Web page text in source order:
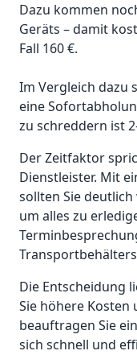
Dazu kommen
Geräts – damit
Fall 160 €.
Im Vergleich dazu
eine
zu schreddern ist
Der Zeitfaktor
Dienstleister. Mit
sollten Sie
um alles zu
Die Entscheidung
Sie höhere Kosten
beauftragen Sie
sich schnell und